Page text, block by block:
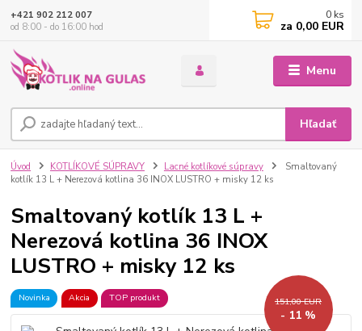
Menu
Hľadať
+421 902 212 007
od 8:00 - do 16:00 hod
0 ks
za 0,00 EUR
Úvod KOTLÍKOVÉ SÚPRAVY Lacné kotlíkové súpravy
Smaltovaný
kotlík 13 L + Nerezová kotlina 36 INOX LUSTRO + misky 12 ks
Smaltovaný kotlík 13 L +
Nerezová kotlina 36 INOX
LUSTRO + misky 12 ks
Novinka Akcia TOP produkt 151,00 EUR
- 11 %